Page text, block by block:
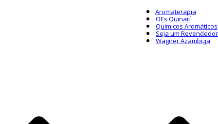
Aromaterapia
OEs Quinarí
Químicos Aromáticos
Seja um Revendedor
Wagner Azambuja